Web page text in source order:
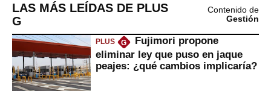
LAS MÁS LEÍDAS DE PLUS
G
Contenido de
Gestión
PLUS G
Fujimori propone
eliminar ley que puso en jaque
peajes: ¿qué cambios implicaría?